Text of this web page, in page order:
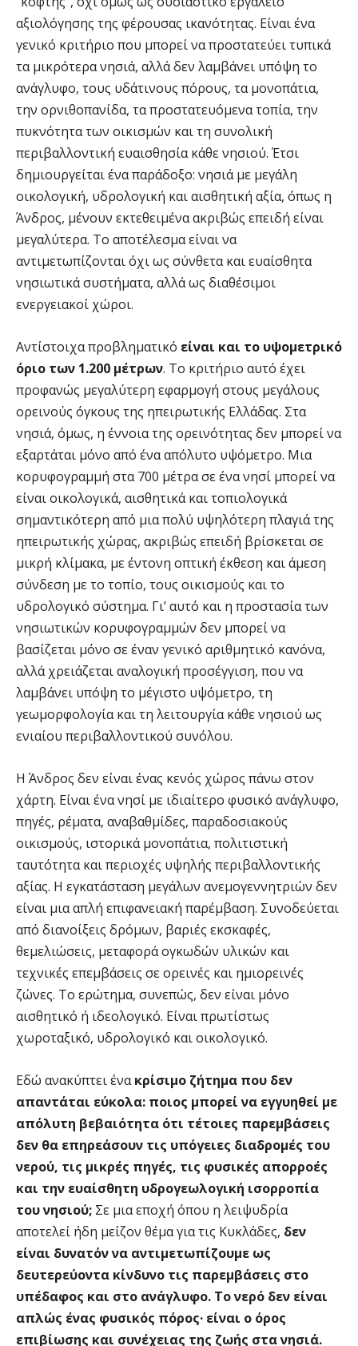
αξιολόγησης της φέρουσας ικανότητας. Είναι ένα
γενικό κριτήριο που μπορεί να προστατεύει τυπικά
τα μικρότερα νησιά, αλλά δεν λαμβάνει υπόψη το
ανάγλυφο, τους υδάτινους πόρους, τα μονοπάτια,
την ορνιθοπανίδα, τα προστατευόμενα τοπία, την
πυκνότητα των οικισμών και τη συνολική
περιβαλλοντική ευαισθησία κάθε νησιού. Έτσι
δημιουργείται ένα παράδοξο: νησιά με μεγάλη
οικολογική, υδρολογική και αισθητική αξία, όπως η
Άνδρος, μένουν εκτεθειμένα ακριβώς επειδή είναι
μεγαλύτερα. Το αποτέλεσμα είναι να
αντιμετωπίζονται όχι ως σύνθετα και ευαίσθητα
νησιωτικά συστήματα, αλλά ως διαθέσιμοι
ενεργειακοί χώροι.
Αντίστοιχα προβληματικό είναι και το υψομετρικό
όριο των 1.200 μέτρων. Το κριτήριο αυτό έχει
προφανώς μεγαλύτερη εφαρμογή στους μεγάλους
ορεινούς όγκους της ηπειρωτικής Ελλάδας. Στα
νησιά, όμως, η έννοια της ορεινότητας δεν μπορεί να
εξαρτάται μόνο από ένα απόλυτο υψόμετρο. Μια
κορυφογραμμή στα 700 μέτρα σε ένα νησί μπορεί να
είναι οικολογικά, αισθητικά και τοπιολογικά
σημαντικότερη από μια πολύ υψηλότερη πλαγιά της
ηπειρωτικής χώρας, ακριβώς επειδή βρίσκεται σε
μικρή κλίμακα, με έντονη οπτική έκθεση και άμεση
σύνδεση με το τοπίο, τους οικισμούς και το
υδρολογικό σύστημα. Γι’ αυτό και η προστασία των
νησιωτικών κορυφογραμμών δεν μπορεί να
βασίζεται μόνο σε έναν γενικό αριθμητικό κανόνα,
αλλά χρειάζεται αναλογική προσέγγιση, που να
λαμβάνει υπόψη το μέγιστο υψόμετρο, τη
γεωμορφολογία και τη λειτουργία κάθε νησιού ως
ενιαίου περιβαλλοντικού συνόλου.
Η Άνδρος δεν είναι ένας κενός χώρος πάνω στον
χάρτη. Είναι ένα νησί με ιδιαίτερο φυσικό ανάγλυφο,
πηγές, ρέματα, αναβαθμίδες, παραδοσιακούς
οικισμούς, ιστορικά μονοπάτια, πολιτιστική
ταυτότητα και περιοχές υψηλής περιβαλλοντικής
αξίας. Η εγκατάσταση μεγάλων ανεμογεννητριών δεν
είναι μια απλή επιφανειακή παρέμβαση. Συνοδεύεται
από διανοίξεις δρόμων, βαριές εκσκαφές,
θεμελιώσεις, μεταφορά ογκωδών υλικών και
τεχνικές επεμβάσεις σε ορεινές και ημιορεινές
ζώνες. Το ερώτημα, συνεπώς, δεν είναι μόνο
αισθητικό ή ιδεολογικό. Είναι πρωτίστως
χωροταξικό, υδρολογικό και οικολογικό.
Εδώ ανακύπτει ένακρίσιμο ζήτημα που δεν
απαντάται εύκολα: ποιος μπορεί να εγγυηθεί με
απόλυτη βεβαιότητα ότι τέτοιες παρεμβάσεις
δεν θα επηρεάσουν τις υπόγειες διαδρομές του
νερού, τις μικρές πηγές, τις φυσικές απορροές
και την ευαίσθητη υδρογεωλογική ισορροπία
του νησιού; Σε μια εποχή όπου η λειψυδρία
αποτελεί ήδη μείζον θέμα για τις Κυκλάδες, δεν
είναι δυνατόν να αντιμετωπίζουμε ως
δευτερεύοντα κίνδυνο τις παρεμβάσεις στο
υπέδαφος και στο ανάγλυφο. Το νερό δεν είναι
απλώς ένας φυσικός πόρος· είναι ο όρος
επιβίωσης και συνέχειας της ζωής στα νησιά.